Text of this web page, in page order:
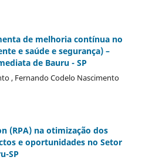
de melhoria contínua no
e saúde e segurança) –
de Bauru - SP
, Fernando Codelo Nascimento
(RPA) na otimização dos
e oportunidades no Setor
SP